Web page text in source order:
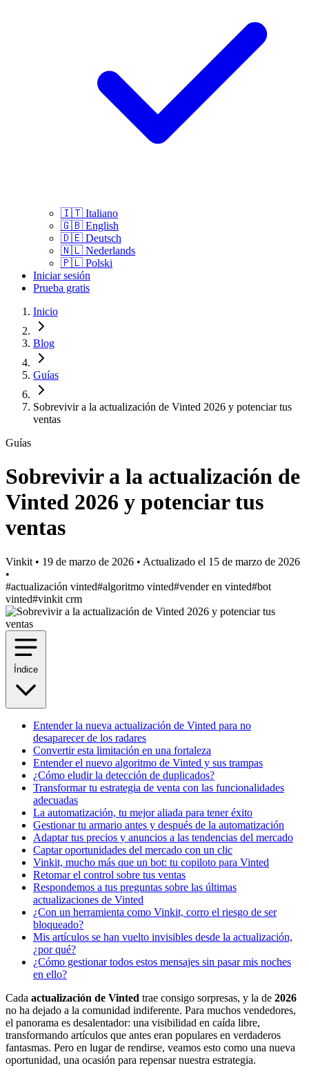
🇮🇹 Italiano
🇬🇧 English
🇩🇪 Deutsch
🇳🇱 Nederlands
🇵🇱 Polski
Iniciar sesión
Prueba gratis
Inicio
Blog
Guías
Sobrevivir a la actualización de Vinted 2026 y potenciar tus
ventas
Guías
Sobrevivir a la actualización de
Vinted 2026 y potenciar tus
ventas
Vinkit • 19 de marzo de 2026 • Actualizado el 15 de marzo de 2026
•
#actualización vinted#algoritmo vinted#vender en vinted#bot
vinted#vinkit crm
Índice
Entender la nueva actualización de Vinted para no
desaparecer de los radares
Convertir esta limitación en una fortaleza
Entender el nuevo algoritmo de Vinted y sus trampas
¿Cómo eludir la detección de duplicados?
Transformar tu estrategia de venta con las funcionalidades
adecuadas
La automatización, tu mejor aliada para tener éxito
Gestionar tu armario antes y después de la automatización
Adaptar tus precios y anuncios a las tendencias del mercado
Captar oportunidades del mercado con un clic
Vinkit, mucho más que un bot: tu copiloto para Vinted
Retomar el control sobre tus ventas
Respondemos a tus preguntas sobre las últimas
actualizaciones de Vinted
¿Con un herramienta como Vinkit, corro el riesgo de ser
bloqueado?
Mis artículos se han vuelto invisibles desde la actualización,
¿por qué?
¿Cómo gestionar todos estos mensajes sin pasar mis noches
en ello?
Cada actualización de Vinted trae consigo sorpresas, y la de 2026
no ha dejado a la comunidad indiferente. Para muchos vendedores,
el panorama es desalentador: una visibilidad en caída libre,
transformando artículos que antes eran populares en verdaderos
fantasmas. Pero en lugar de rendirse, veamos esto como una nueva
oportunidad, una ocasión para repensar nuestra estrategia.